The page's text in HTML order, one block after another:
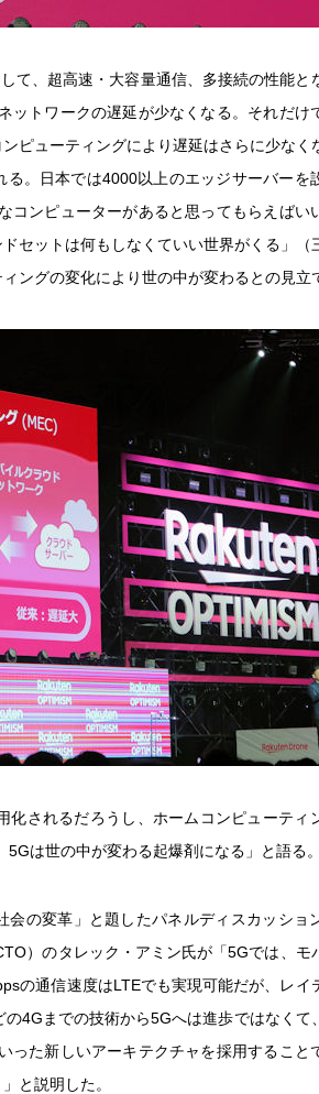
て、超高速・大容量通信、多接続の性能と
ットワークの遅延が少なくなる。それだけ
ピューティングにより遅延はさらに少なく
る。日本では4000以上のエッジサーバーを
コンピューターがあると思ってもらえばい
セットは何もしなくていい世界がくる」（
ングの変化により世の中が変わるとの見立
化されるだろうし、ホームコンピューティ
は世の中が変わる起爆剤になる」と語る。
会の変革」と題したパネルディスカッショ
）のタレック・アミン氏が「5Gでは、モ
の通信速度はLTEでも実現可能だが、レイ
4Gまでの技術から5Gへは進歩ではなくて
った新しいアーキテクチャを採用すること
と説明した。